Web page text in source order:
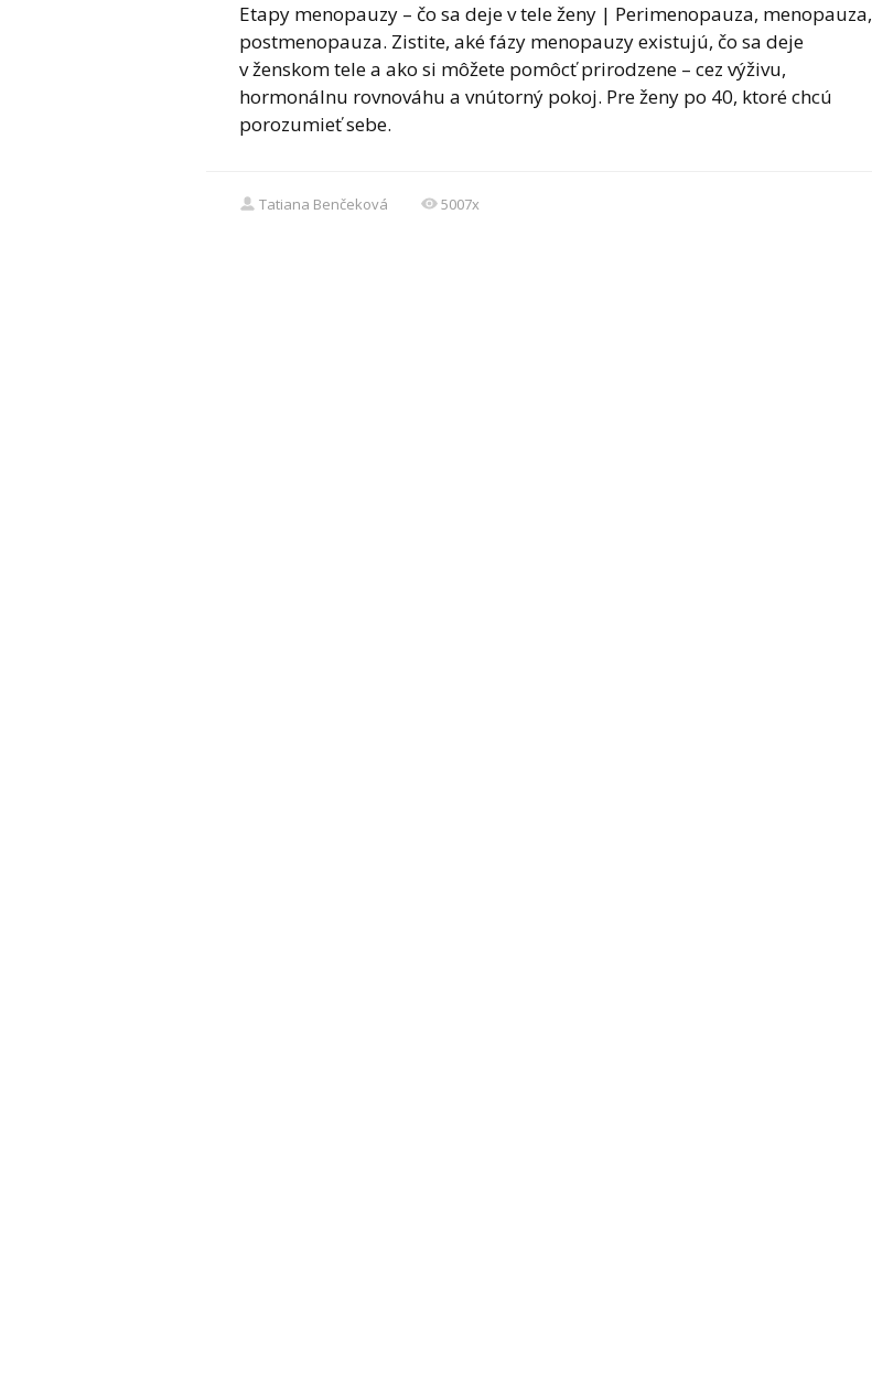
Etapy menopauzy – čo sa deje v tele ženy | Perimenopauza, menopauza,
postmenopauza. Zistite, aké fázy menopauzy existujú, čo sa deje
v ženskom tele a ako si môžete pomôcť prirodzene – cez výživu,
hormonálnu rovnováhu a vnútorný pokoj. Pre ženy po 40, ktoré chcú
porozumieť sebe.
Tatiana Benčeková 5007x